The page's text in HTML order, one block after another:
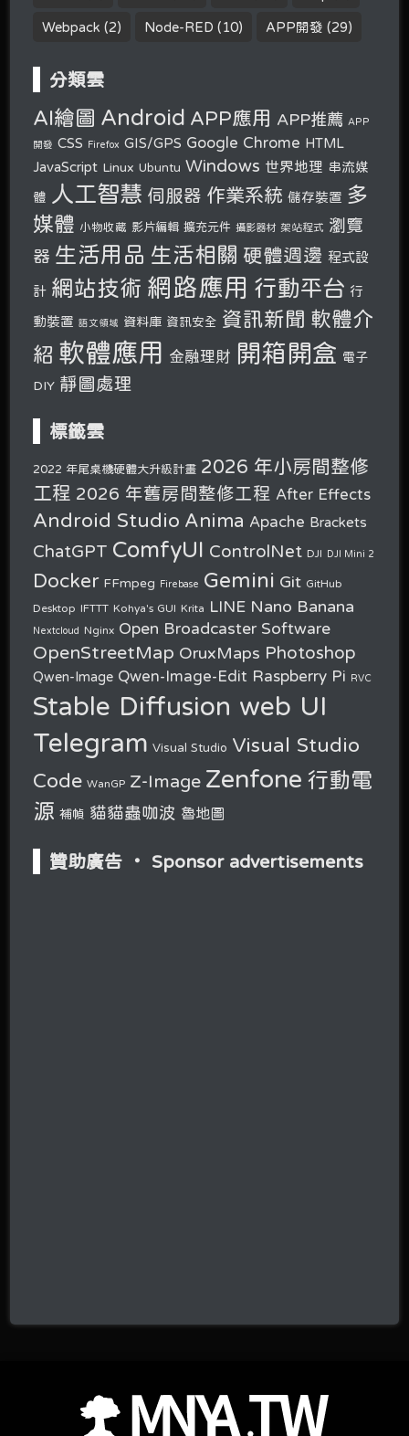
Webpack (2) Node-RED (10) APP開發 (29)
分類雲
AI繪圖 Android APP應用 APP推薦 APP
開發 CSS Firefox GIS/GPS Google Chrome HTML
JavaScript Linux Ubuntu Windows 世界地理 串流媒
體 人工智慧 伺服器 作業系統 儲存裝置 多
媒體 小物收藏 影片編輯 擴充元件 攝影器材 架站程式
瀏覽
器 生活用品 生活相關 硬體週邊 程式設
計 網站技術 網路應用 行動平台 行
動裝置 語文領域 資料庫 資訊安全 資訊新聞 軟體介
紹 軟體應用 金融理財 開箱開盒 電子
DIY 靜圖處理
標籤雲
2022 年尾桌機硬體大升級計畫 2026 年小房間整修
工程 2026 年舊房間整修工程 After Effects
Android Studio Anima Apache Brackets
ChatGPT ComfyUI ControlNet DJI DJI Mini 2
Docker FFmpeg Firebase Gemini Git GitHub
Desktop IFTTT Kohya's GUI Krita LINE Nano Banana
Nextcloud Nginx Open Broadcaster Software
OpenStreetMap OruxMaps Photoshop
Qwen-Image Qwen-Image-Edit Raspberry Pi RVC
Stable Diffusion web UI
Telegram Visual Studio Visual Studio
Code WanGP Z-Image Zenfone 行動電
源 補幀 貓貓蟲咖波 魯地圖
贊助廣告 ‧ Sponsor advertisements